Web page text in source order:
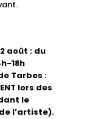
août : du
18h
Tarbes :
lors des
le
l’artiste).